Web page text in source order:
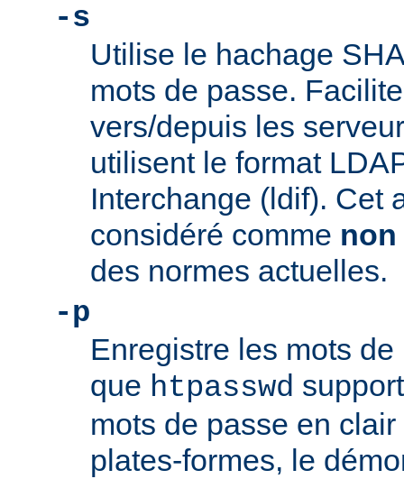
-s
Utilise le hachage
mots de passe.
vers/depuis les
utilisent le format
Interchange (ldif). Cet
considéré comme
des normes actuelles.
-p
Enregistre les mots
que htpasswd
mots de passe en
plates-formes, le